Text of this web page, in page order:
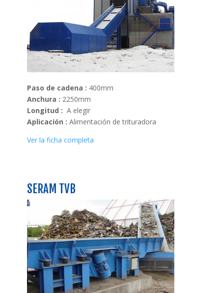
Paso de cadena : 400mm
Anchura : 2250mm
Longitud : A elegir
Aplicación : Alimentación de trituradora
Ver la ficha completa
SERAM TVB